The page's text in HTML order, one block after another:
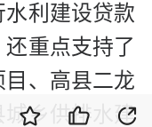
利建设贷款
重点支持了
、高县二龙
城乡供排水建